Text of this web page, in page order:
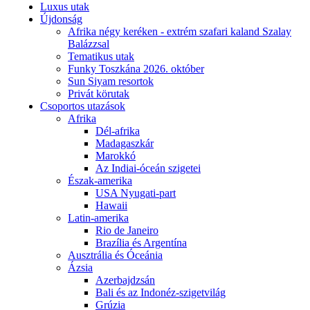
Luxus utak
Újdonság
Afrika négy keréken - extrém szafari kaland Szalay
Balázzsal
Tematikus utak
Funky Toszkána 2026. október
Sun Siyam resortok
Privát körutak
Csoportos utazások
Afrika
Dél-afrika
Madagaszkár
Marokkó
Az Indiai-óceán szigetei
Észak-amerika
USA Nyugati-part
Hawaii
Latin-amerika
Rio de Janeiro
Brazília és Argentína
Ausztrália és Óceánia
Ázsia
Azerbajdzsán
Bali és az Indonéz-szigetvilág
Grúzia